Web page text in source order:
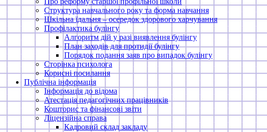
Структура навчального року та форма навчання
Шкільна їдальня – осередок здорового харчування
Профілактика булінгу
Алгоритм дій у разі виявлення булінгу
План заходів для протидії булінгу
Порядок подання заяв про випадок булінгу
Сторінка психолога
Корисні посилання
Публічна інформація
Інформація до відома
Атестація педагогічних працівників
Кошторис та фінансові звіти
Ліцензійна справа
Кадровий склад закладу